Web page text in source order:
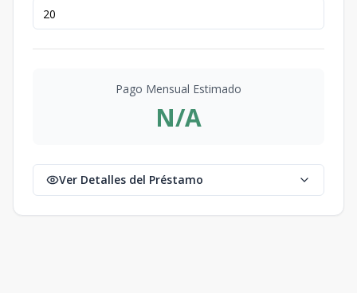
Pago Mensual Estimado
N/A
Ver Detalles del Préstamo